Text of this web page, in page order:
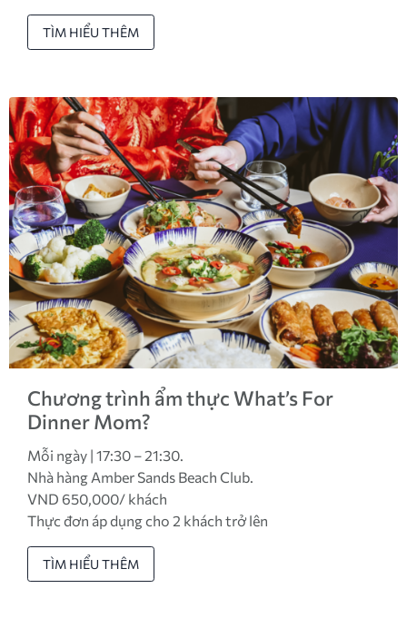
TÌM HIỂU THÊM
Chương trình ẩm thực What’s For
Dinner Mom?
Mỗi ngày | 17:30 – 21:30.
Nhà hàng Amber Sands Beach Club.
VND 650,000/ khách
Thực đơn áp dụng cho 2 khách trở lên
TÌM HIỂU THÊM